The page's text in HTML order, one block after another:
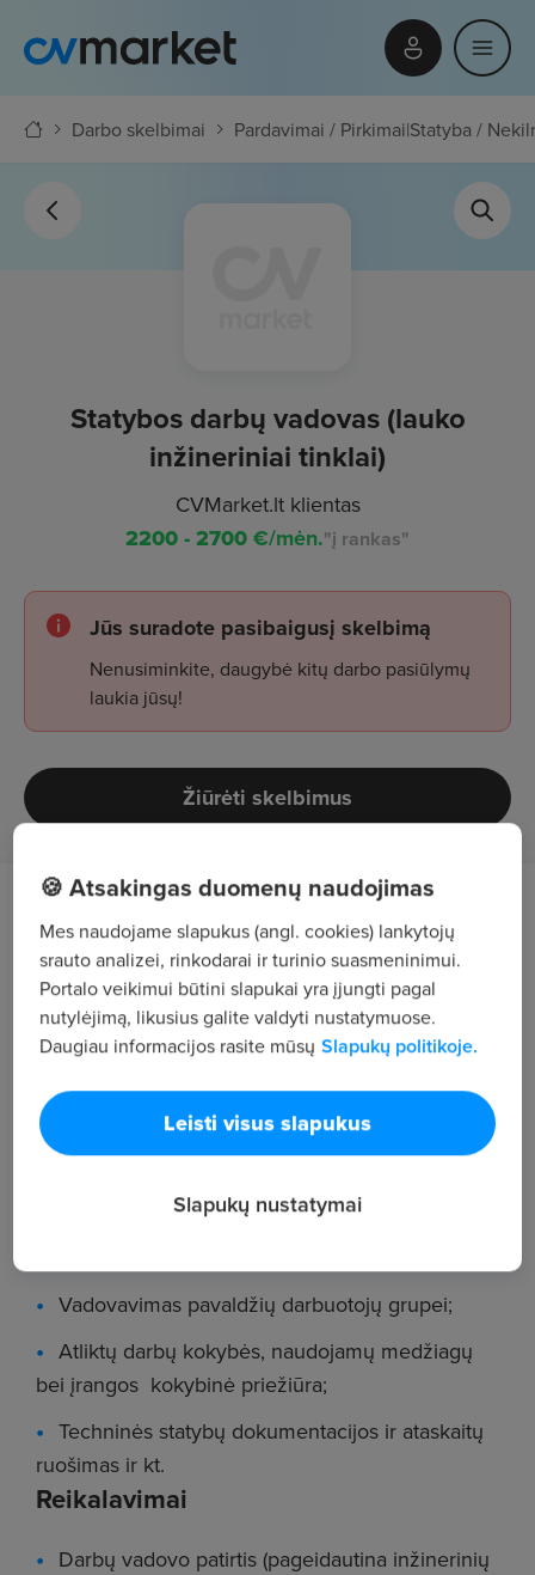
Darbo skelbimai Pardavimai / Pirkimai|Statyba /
Statybos darbų vadovas (lauko
inžineriniai tinklai)
CVMarket.lt klientas
2200 - 2700€/mėn."į rankas"
Jūs suradote pasibaigusį skelbimą
Nenusiminkite, daugybė kitų darbo pasiūlymų
laukia jūsų!
Žiūrėti skelbimus
Darbo aprašymas
Mūsų klientei, užsiimančiai požeminių inžinerinių
tinklų, šilumos tiekimo sistemų statyba, renovacija
bei remontu, šiuo metu prisijungti prie augančios
vadovas.
Statybos darbų objekte planavimas,
Vykdomų darbų paskirstymas ir kontrolė pagal
Vadovavimas pavaldžių darbuotojų grupei;
Atliktų darbų kokybės, naudojamų medžiagų
bei įrangos kokybinė priežiūra;
Techninės statybų dokumentacijos ir ataskaitų
ruošimas ir kt.
Reikalavimai
Darbų vadovo patirtis (pageidautina inžinerinių
🍪 Atsakingas duomenų naudojimas
Mes naudojame slapukus (angl. cookies) lankytojų
srauto analizei, rinkodarai ir turinio suasmeninimui.
Portalo veikimui būtini slapukai yra įjungti pagal
nutylėjimą, likusius galite valdyti nustatymuose.
Daugiau informacijos rasite mūsų Slapukų politikoje.
Leisti visus slapukus
Slapukų nustatymai